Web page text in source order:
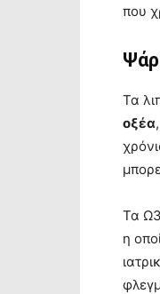
που
Τα
οξέα
Τα
η